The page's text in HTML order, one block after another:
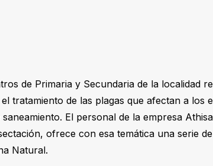
de Primaria y Secundaria de la localidad
tratamiento de las plagas que afectan a los
El personal de la empresa
ofrece con esa temática una serie
Natural.